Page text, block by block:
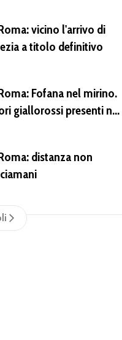
vicino l'arrivo di
a titolo definitivo
Fofana nel mirino.
giallorossi presenti nel
con il Lione
distanza non